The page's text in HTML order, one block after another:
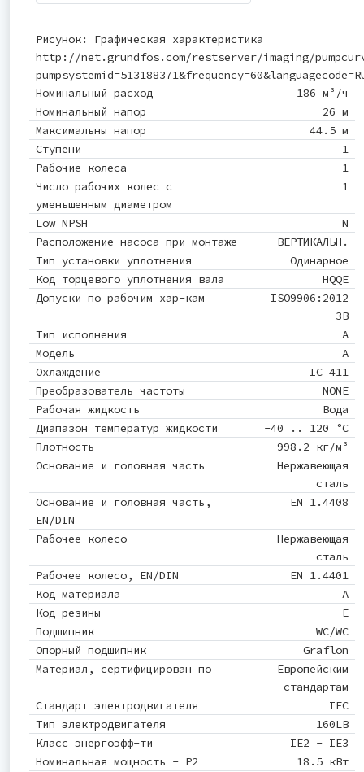
Рисунок: Графическая характеристика
http://net.grundfos.com/restserver/imaging/
Номинальный расход
186 м³/ч
Номинальный напор
26 м
Максимальны напор
44.5 м
Ступени
1
Рабочие колеса
1
Число рабочих колес с
уменьшенным диаметром
1
Low NPSH
N
Расположение насоса при монтаже
ВЕРТИКАЛЬН.
Тип установки уплотнения
Одинарное
Код торцевого уплотнения вала
HQQE
Допуски по рабочим хар-кам
ISO9906:2012
3B
Тип исполнения
A
Модель
A
Охлаждение
IC 411
Преобразователь частоты
NONE
Рабочая жидкость
Вода
Диапазон температур жидкости
-40 .. 120 °C
Плотность
998.2 кг/м³
Основание и головная часть
Нержавеющая
сталь
Основание и головная часть,
EN/DIN
EN 1.4408
Рабочее колесо
Нержавеющая
сталь
Рабочее колесо, EN/DIN
EN 1.4401
Код материала
A
Код резины
E
Подшипник
WC/WC
Опорный подшипник
Graflon
Материал, сертифицирован по
Европейским
стандартам
Стандарт электродвигателя
IEC
Тип электродвигателя
160LB
Класс энергоэфф-ти
IE2 - IE3
Номинальная мощность - P2
18.5 кВт